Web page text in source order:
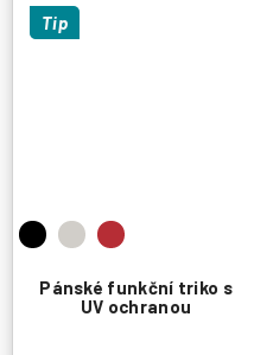
Tip
Pánské funkční triko s
UV ochranou